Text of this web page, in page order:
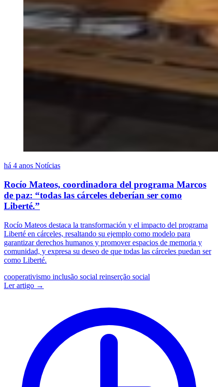
há 4 anos Notícias
Rocío Mateos, coordinadora del programa Marcos
de paz: “todas las cárceles deberían ser como
Liberté.”
Rocío Mateos destaca la transformación y el impacto del programa
Liberté en cárceles, resaltando su ejemplo como modelo para
garantizar derechos humanos y promover espacios de memoria y
comunidad, y expresa su deseo de que todas las cárceles puedan ser
como Liberté.
cooperativismo inclusão social reinserção social
Ler artigo →